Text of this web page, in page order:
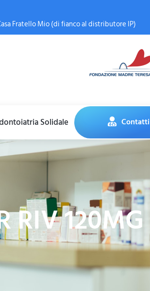
Fratello Mio (di fianco al distributore IP)
Solidale Contatti
RIV 120MG